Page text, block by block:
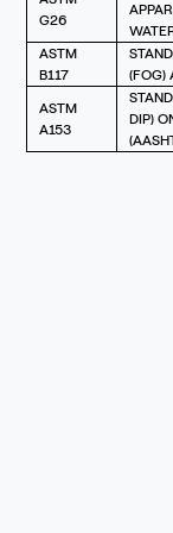
G26
ASTM
B117
(FOG)
ASTM
A153
DIP)